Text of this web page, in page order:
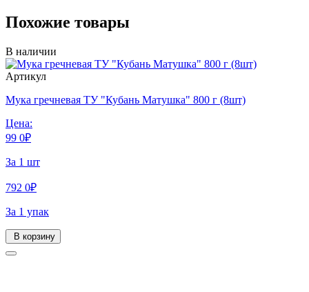
Похожие товары
В наличии
Артикул
Мука гречневая ТУ "Кубань Матушка" 800 г (8шт)
Цена:
99 0₽
За 1 шт
792 0₽
За 1 упак
В корзину